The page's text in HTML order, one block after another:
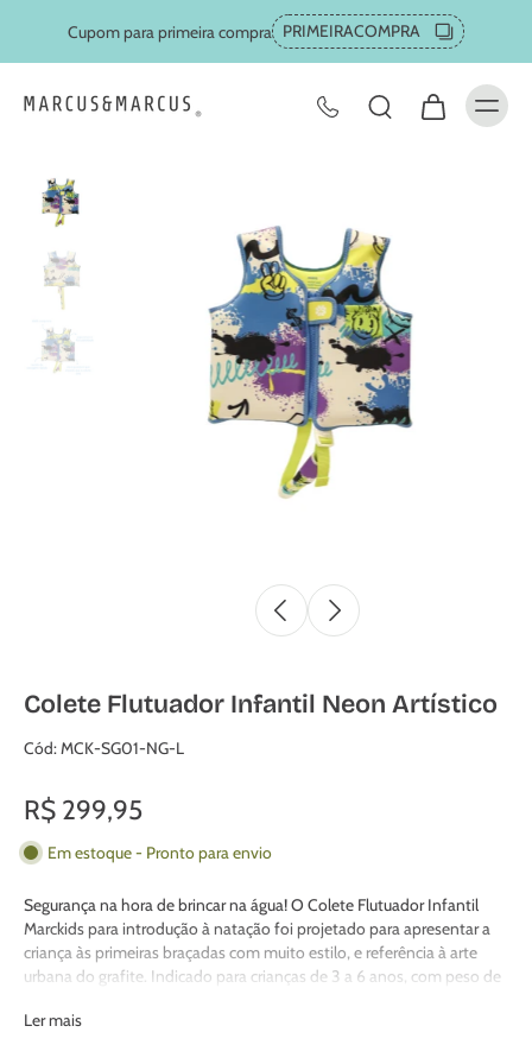
Cupom para primeira compra PRIMEIRACOMPRA
Colete Flutuador Infantil Neon Artístico
Cód: MCK-SG01-NG-L
R$ 299,95
Em estoque - Pronto para envio
Segurança na hora de brincar na água! O Colete Flutuador Infantil
Marckids para introdução à natação foi projetado para apresentar a
criança às primeiras braçadas com muito estilo, e referência à arte
urbana do grafite. Indicado para crianças de 3 a 6 anos, com peso de
Ler mais